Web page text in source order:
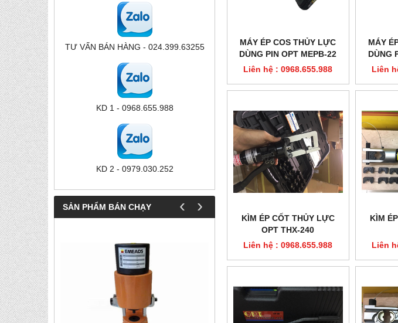
TƯ VẤN BÁN HÀNG - 024.399.63255
KD 1 - 0968.655.988
KD 2 - 0979.030.252
SẢN PHẨM BÁN CHẠY ‹ ›
MÁY ÉP COS THỦY LỰC
DÙNG PIN OPT MEPB-22
Liên hệ : 0968.655.988
MÁY
DÙNG
Liên
KÌM ÉP CỐT THỦY LỰC
OPT THX-240
Liên hệ : 0968.655.988
KÌM
Liên